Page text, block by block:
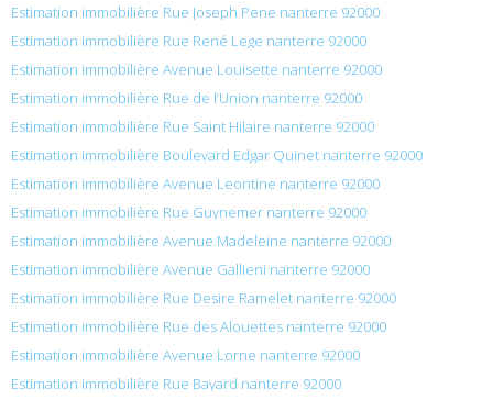
Estimation immobilière Rue Joseph Pene nanterre 92000
Estimation immobilière Rue René Lege nanterre 92000
Estimation immobilière Avenue Louisette nanterre 92000
Estimation immobilière Rue de l’Union nanterre 92000
Estimation immobilière Rue Saint Hilaire nanterre 92000
Estimation immobilière Boulevard Edgar Quinet nanterre 92000
Estimation immobilière Avenue Leontine nanterre 92000
Estimation immobilière Rue Guynemer nanterre 92000
Estimation immobilière Avenue Madeleine nanterre 92000
Estimation immobilière Avenue Gallieni nanterre 92000
Estimation immobilière Rue Desire Ramelet nanterre 92000
Estimation immobilière Rue des Alouettes nanterre 92000
Estimation immobilière Avenue Lorne nanterre 92000
Estimation immobilière Rue Bayard nanterre 92000